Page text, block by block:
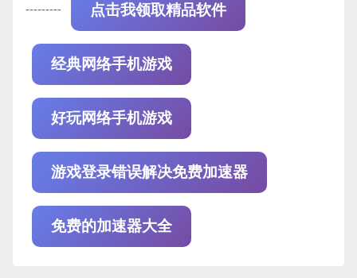
--------- 点击我领取精品软件
经典网络手机游戏
好玩网络手机游戏
游戏登录错误解决免费加速器
免费的加速器大全